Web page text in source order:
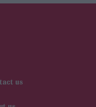
us